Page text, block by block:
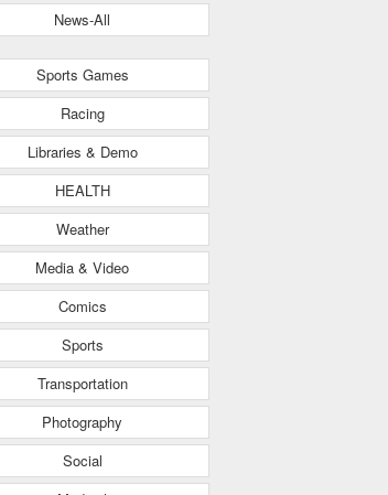
News-All
Sports Games
Racing
Libraries & Demo
HEALTH
Weather
Media & Video
Comics
Sports
Transportation
Photography
Social